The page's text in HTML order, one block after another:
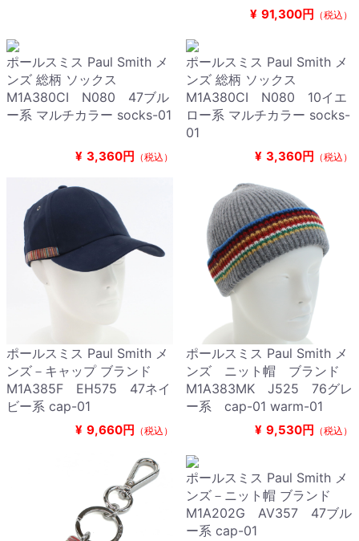
¥ 91,300円 （税込）
ポールスミス Paul Smith メ
ンズ 総柄 ソックス
M1A380CI N080 47ブル
ー系 マルチカラー socks-01
¥ 3,360円 （税込）
ポールスミス Paul Smith メ
ンズ 総柄 ソックス
M1A380CI N080 10イエ
ロー系 マルチカラー socks-
01
¥ 3,360円 （税込）
ポールスミス Paul Smith メ
ンズ－キャップ ブランド
M1A385F EH575 47ネイ
ビー系 cap-01
¥ 9,660円 （税込）
ポールスミス Paul Smith メ
ンズ ニット帽 ブランド
M1A383MK J525 76グレ
ー系 cap-01 warm-01
¥ 9,530円 （税込）
ポールスミス Paul Smith メ
ンズ－ニット帽 ブランド
M1A202G AV357 47ブル
ー系 cap-01